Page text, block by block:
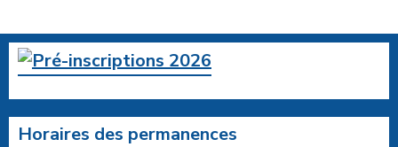
Horaires des permanences